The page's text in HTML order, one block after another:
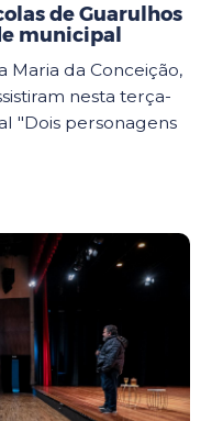
de Guarulhos
municipal
Maria da Conceição,
nesta terça-
"Dois personagens